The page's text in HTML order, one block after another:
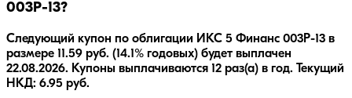
003P-13?
Следующий купон по облигации ИКС 5 Финанс 003P-13 в
размере 11.59 руб. (14.1% годовых) будет выплачен
22.08.2026. Купоны выплачиваются 12 раз(а) в год. Текущий
НКД: 6.95 руб.